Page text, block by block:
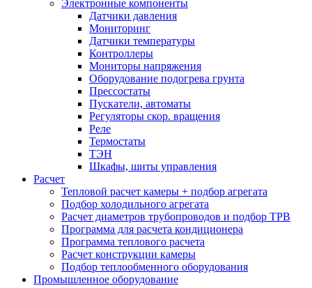
Электронные компоненты
Датчики давления
Мониторинг
Датчики температуры
Контроллеры
Мониторы напряжения
Оборудование подогрева грунта
Прессостаты
Пускатели, автоматы
Регуляторы скор. вращения
Реле
Термостаты
ТЭН
Шкафы, шиты управления
Расчет
Тепловой расчет камеры + подбор агрегата
Подбор холодильного агрегата
Расчет диаметров трубопроводов и подбор ТРВ
Программа для расчета кондиционера
Программа теплового расчета
Расчет конструкции камеры
Подбор теплообменного оборудования
Промышленное оборудование